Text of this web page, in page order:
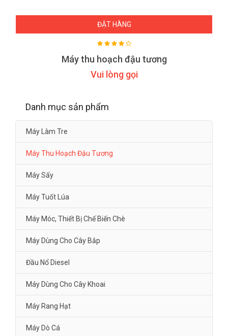
ĐẶT HÀNG
Máy thu hoạch đậu tương
Vui lòng gọi
Danh mục sản phẩm
Máy Làm Tre
Máy Thu Hoạch Đậu Tương
Máy Sấy
Máy Tuốt Lúa
Máy Móc, Thiết Bị Chế Biến Chè
Máy Dùng Cho Cây Bắp
Đầu Nổ Diesel
Máy Dùng Cho Cây Khoai
Máy Rang Hạt
Máy Dò Cá